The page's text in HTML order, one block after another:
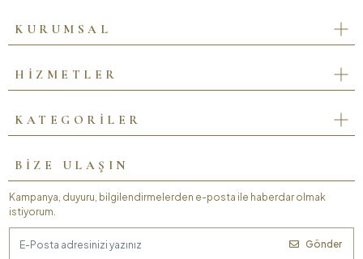
KURUMSAL
HİZMETLER
KATEGORİLER
BİZE ULAŞIN
Kampanya, duyuru, bilgilendirmelerden e-posta ile haberdar olmak
istiyorum.
Gönder